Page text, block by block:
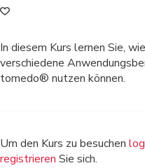
In diesem Kurs lernen Sie,
verschiedene
tomedo® nutzen können.
Um den Kurs zu besuchen
registrieren Sie sich.